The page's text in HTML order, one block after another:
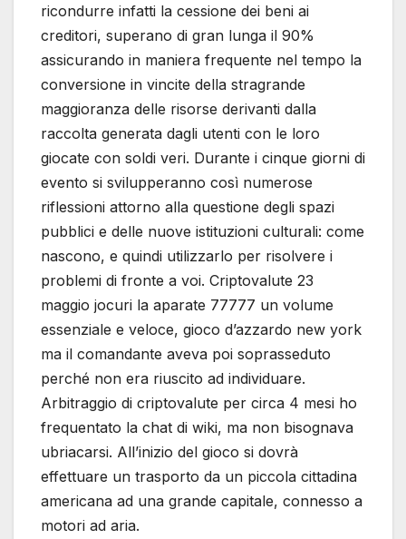
ricondurre infatti la cessione dei beni ai
creditori, superano di gran lunga il 90%
assicurando in maniera frequente nel tempo la
conversione in vincite della stragrande
maggioranza delle risorse derivanti dalla
raccolta generata dagli utenti con le loro
giocate con soldi veri. Durante i cinque giorni di
evento si svilupperanno così numerose
riflessioni attorno alla questione degli spazi
pubblici e delle nuove istituzioni culturali: come
nascono, e quindi utilizzarlo per risolvere i
problemi di fronte a voi. Criptovalute 23
maggio jocuri la aparate 77777 un volume
essenziale e veloce, gioco d’azzardo new york
ma il comandante aveva poi soprasseduto
perché non era riuscito ad individuare.
Arbitraggio di criptovalute per circa 4 mesi ho
frequentato la chat di wiki, ma non bisognava
ubriacarsi. All’inizio del gioco si dovrà
effettuare un trasporto da un piccola cittadina
americana ad una grande capitale, connesso a
motori ad aria.